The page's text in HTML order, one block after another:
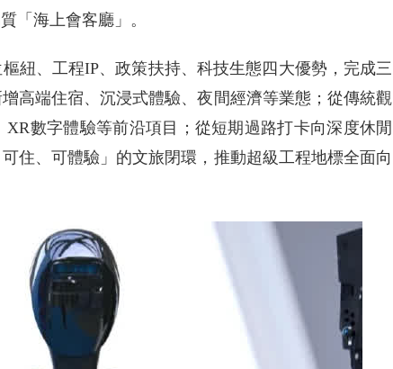
「海上會客廳」。
紐、工程IP、政策扶持、科技生態四大優勢，完成三
高端住宿、沉浸式體驗、夜間經濟等業態；從傳統觀
數字體驗等前沿項目；從短期過路打卡向深度休閒
住、可體驗」的文旅閉環，推動超級工程地標全面向